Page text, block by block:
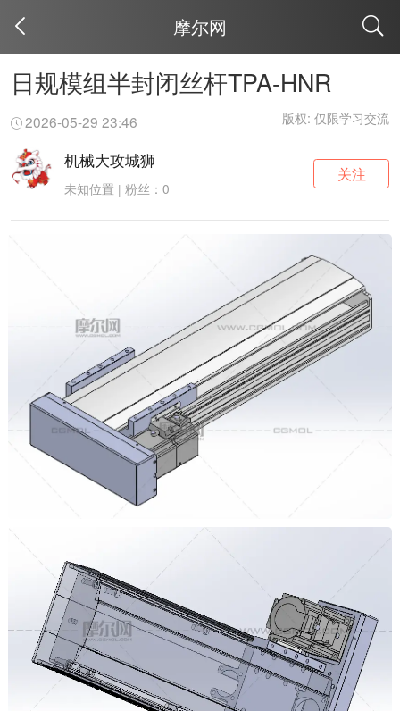
摩尔网
日规模组半封闭丝杆TPA-HNR
2026-05-29 23:46 版权: 仅限学习交流
机械大攻城狮
未知位置 | 粉丝：0
关注
取消